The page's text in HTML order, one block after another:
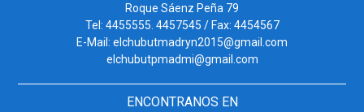
Roque Sáenz Peña 79
Tel: 4455555. 4457545 / Fax: 4454567
E-Mail: elchubutmadryn2015@gmail.com
elchubutpmadmi@gmail.com
ENCONTRANOS EN